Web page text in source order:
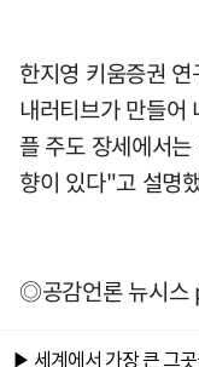
한지영 키움증권
내러티브가 만들어
플 주도 장세에서
향이 있다"고 설명
◎공감언론 뉴시스